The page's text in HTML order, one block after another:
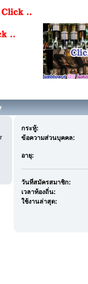
กระทู้:
ข้อความส่วนบุคคล:
อายุ:
วันที่สมัครสมาชิก:
เวลาท้องถิ่น:
ใช้งานล่าสุด: